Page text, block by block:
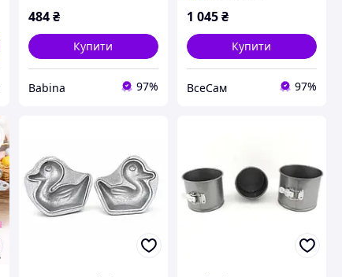
484 ₴
Купити
Babina 97%
1 045₴
Купити
ВсеСам 97%